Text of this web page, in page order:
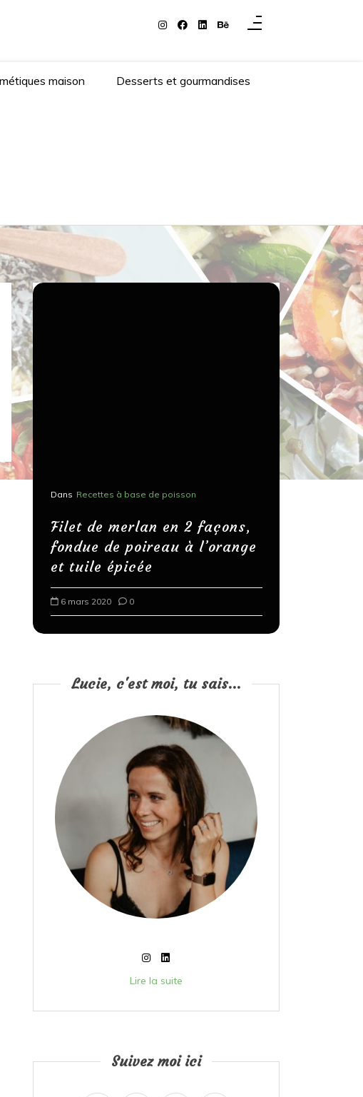
maison Desserts et gourmandises
Dans Recettes à base de poisson
Filet de merlan en 2 façons,
fondue de poireau à l’orange
et tuile épicée
6 mars 2020 0
Lucie, c'est moi, tu sais...
Lire la suite
Suivez moi ici